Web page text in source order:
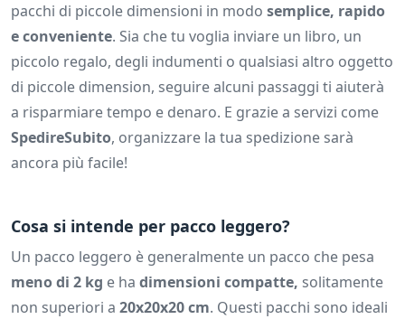
pacchi di piccole dimensioni in modo semplice, rapido
e conveniente. Sia che tu voglia inviare un libro, un
piccolo regalo, degli indumenti o qualsiasi altro oggetto
di piccole dimension, seguire alcuni passaggi ti aiuterà
a risparmiare tempo e denaro. E grazie a servizi come
SpedireSubito, organizzare la tua spedizione sarà
ancora più facile!
Cosa si intende per pacco leggero?
Un pacco leggero è generalmente un pacco che pesa
meno di 2 kg e ha dimensioni compatte, solitamente
non superiori a 20x20x20 cm. Questi pacchi sono ideali